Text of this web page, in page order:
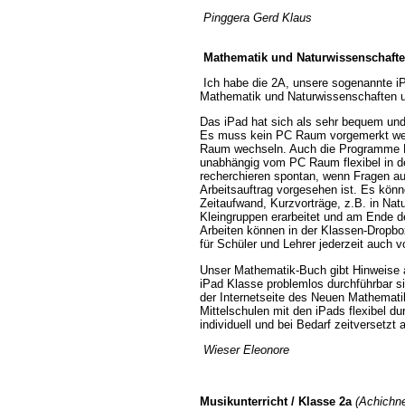
Pinggera Gerd Klaus
Mathematik und
Ich habe die 2A, unsere sogenannte
Mathematik und Naturwissenschaften
Das iPad hat sich als sehr bequem
Es muss kein PC Raum vorgemerkt
Raum wechseln. Auch die
unabhängig vom PC Raum flexibel in
recherchieren spontan, wenn Fragen
Arbeitsauftrag vorgesehen ist. Es
Zeitaufwand, Kurzvorträge, z.B. in
Kleingruppen erarbeitet und am Ende
Arbeiten können in der Klassen-
für Schüler und Lehrer jederzeit auch
Unser Mathematik-Buch gibt Hinweise
iPad Klasse problemlos durchführbar
der Internetseite des Neuen
Mittelschulen mit den iPads flexibel
individuell und bei Bedarf zeitversetzt
Wieser Eleonore
Musikunterricht/ Klasse 2a